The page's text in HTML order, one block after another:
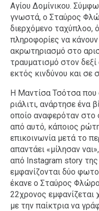
Αγίου Δομίνικου.
γνωστά, ο Σταύρος
διερχόμενο ταχύπλοο,
πληροφορίες να
ακρωτηριασμό στο
τραυματισμό στον
εκτός κινδύνου και σε
Η Μαντίσα Τσότσα που
ριάλιτι, ανάρτησε ένα
οποίο αναφερόταν στο
από αυτό, κάποιος
επικοινωνία μετά το
απαντάει «μίλησαν
από Instagram story της
εμφανίζονται δύο
έκανε ο Σταύρος
22χρονος
με την παίκτρια να